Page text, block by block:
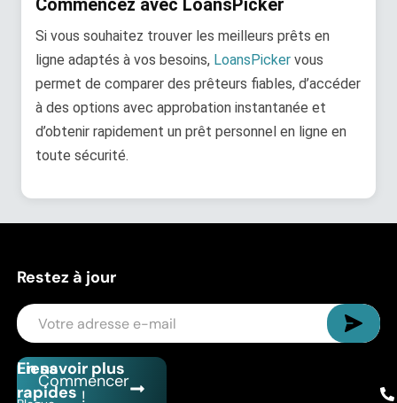
Commencez avec LoansPicker
Si vous souhaitez trouver les meilleurs prêts en
ligne adaptés à vos besoins, LoansPicker vous
permet de comparer des prêteurs fiables, d’accéder
à des options avec approbation instantanée et
d’obtenir rapidement un prêt personnel en ligne en
toute sécurité.
Restez à jour
Commencer
!
Liens
rapides
En savoir plus